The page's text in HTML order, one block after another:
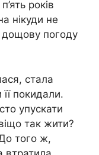
років
нікуди не
дощову погоду
стала
покидали.
упускати
так жити?
того ж,